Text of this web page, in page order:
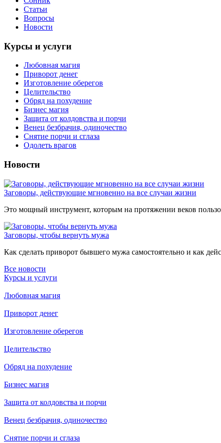
Статьи
Вопросы
Новости
Курсы и услуги
Любовная магия
Приворот денег
Изготовление оберегов
Целительство
Обряд на похудение
Бизнес магия
Защита от колдовства и порчи
Венец безбрачия, одиночество
Снятие порчи и сглаза
Одолеть врагов
Новости
Заговоры, действующие мгновенно на все случаи жизни
Это мощный инструмент, которым на протяжении веков
Заговоры, чтобы вернуть мужа
Как сделать приворот бывшего мужа самостоятельно и как
Все новости
Курсы и услуги
Любовная магия
Приворот денег
Изготовление оберегов
Целительство
Обряд на похудение
Бизнес магия
Защита от колдовства и порчи
Венец безбрачия, одиночество
Снятие порчи и сглаза